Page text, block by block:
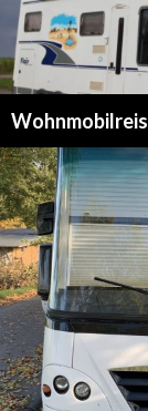
ZUM
INHALT